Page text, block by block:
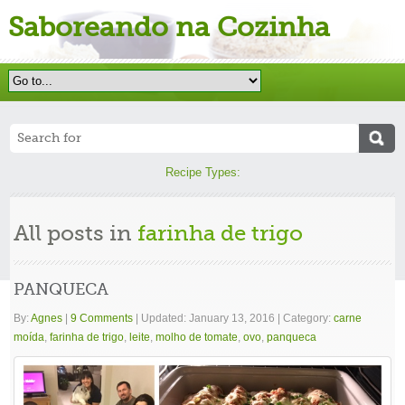
Saboreando na Cozinha
Recipe Types:
All posts in farinha de trigo
PANQUECA
By:Agnes 9 Comments Updated: January 13, 2016 Category:carne
moída,farinha de trigo, leite,molho de tomate,ovo,panqueca